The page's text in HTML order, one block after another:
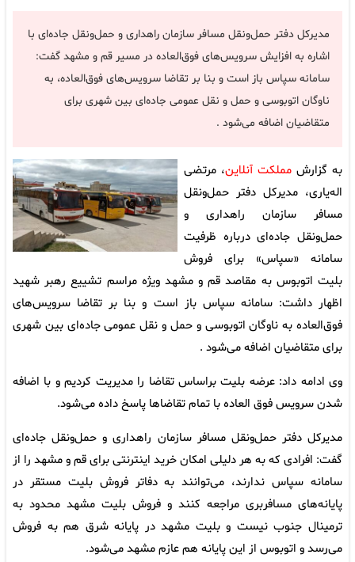
مدیرکل دفتر حمل‌ونقل مسافر سازمان راهداری و حمل‌ونقل جاده‌ای با
اشاره به افزایش سرویس‌های فوق‌العاده در مسیر قم و مشهد گفت:
سامانه سپاس باز است و بنا بر تقاضا سرویس‌های فوق‌العاده، به
ناوگان اتوبوسی و حمل و نقل عمومی جاده‌ای بین شهری برای
متقاضیان اضافه می‌شود .
به گزارش مملکت آنلاین، مرتضی
اله‌یاری، مدیرکل دفتر حمل‌ونقل
مسافر سازمان راهداری و
حمل‌ونقل جاده‌ای درباره ظرفیت
سامانه «سپاس» برای فروش
بلیت اتوبوس به مقاصد قم و مشهد ویژه مراسم تشییع رهبر شهید
اظهار داشت: سامانه سپاس باز است و بنا بر تقاضا سرویس‌های
فوق‌العاده به ناوگان اتوبوسی و حمل و نقل عمومی جاده‌ای بین شهری
برای متقاضیان اضافه می‌شود .
وی ادامه داد: عرضه بلیت براساس تقاضا را مدیریت کردیم و با اضافه
شدن سرویس فوق العاده با تمام تقاضاها پاسخ داده می‌شود.
مدیرکل دفتر حمل‌ونقل مسافر سازمان راهداری و حمل‌ونقل جاده‌ای
گفت: افرادی که به هر دلیلی امکان خرید اینترنتی برای قم و مشهد را از
سامانه سپاس ندارند، می‌توانند به دفاتر فروش بلیت مستقر در
پایانه‌های مسافربری مراجعه کنند و فروش بلیت مشهد محدود به
ترمینال جنوب نیست و بلیت مشهد در پایانه شرق هم به فروش
می‌رسد و اتوبوس از این پایانه هم عازم مشهد می‌شود.